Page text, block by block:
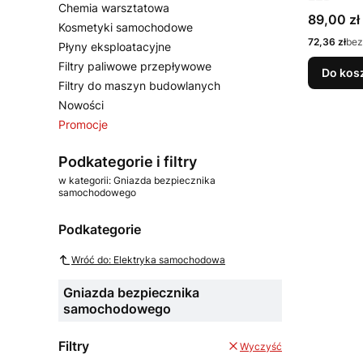
Chemia warsztatowa
Kosmetyki samochodowe
Płyny eksploatacyjne
Filtry paliwowe przepływowe
Filtry do maszyn budowlanych
Nowości
Promocje
Podkategorie i filtry
w kategorii: Gniazda bezpiecznika
samochodowego
Podkategorie
Wróć do: Elektryka samochodowa
Gniazda bezpiecznika
samochodowego
Filtry Wyczyść
Cena
89,00 zł
Cena
72,36 zł
Do